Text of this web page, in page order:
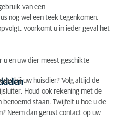
van een
nog wel een teek tegenkomen.
voorkomt u in ieder geval het
u en uw dier meest geschikte
bij uw huisdier? Volg altijd de
Houd ook rekening met de
staan. Twijfelt u hoe u de
Neem dan gerust contact op uw